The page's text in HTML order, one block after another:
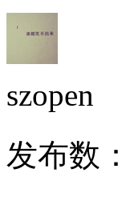
szopen
发布数：